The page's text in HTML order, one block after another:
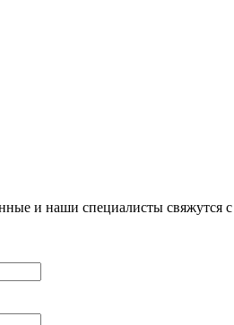
и наши специалисты свяжутся